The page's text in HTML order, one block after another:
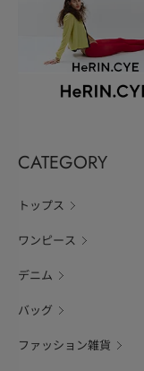
CATEGORY
トップス
ワンピース
デニム
バッグ
ファッション雑貨